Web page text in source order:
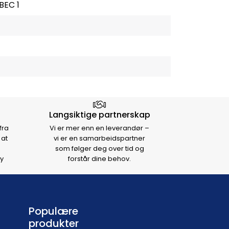
1
Langsiktige partnerskap
Vi er mer enn en leverandør –
vi er en samarbeidspartner
som følger deg over tid og
forstår dine behov.
Populære
produkter